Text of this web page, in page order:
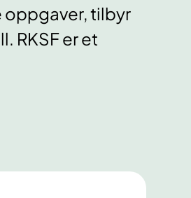
oppgaver, tilbyr
RKSF er et